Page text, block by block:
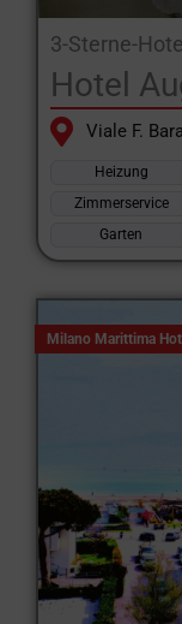
3-Sterne-
Hotel
Viale F.
Heizung
Zimmerservice
Garten
Milano Marittima